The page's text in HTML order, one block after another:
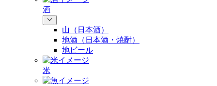
酒
山（日本酒）
地酒（日本酒・焼酎）
地ビール
米